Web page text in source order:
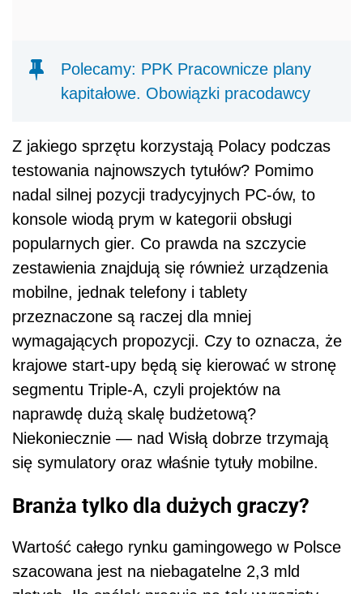
Polecamy: PPK Pracownicze plany
kapitałowe. Obowiązki pracodawcy
Z jakiego sprzętu korzystają Polacy podczas
testowania najnowszych tytułów? Pomimo
nadal silnej pozycji tradycyjnych PC-ów, to
konsole wiodą prym w kategorii obsługi
popularnych gier. Co prawda na szczycie
zestawienia znajdują się również urządzenia
mobilne, jednak telefony i tablety
przeznaczone są raczej dla mniej
wymagających propozycji. Czy to oznacza, że
krajowe start-upy będą się kierować w stronę
segmentu Triple-A, czyli projektów na
naprawdę dużą skalę budżetową?
Niekoniecznie — nad Wisłą dobrze trzymają
się symulatory oraz właśnie tytuły mobilne.
Branża tylko dla dużych graczy?
Wartość całego rynku gamingowego w Polsce
szacowana jest na niebagatelne 2,3 mld